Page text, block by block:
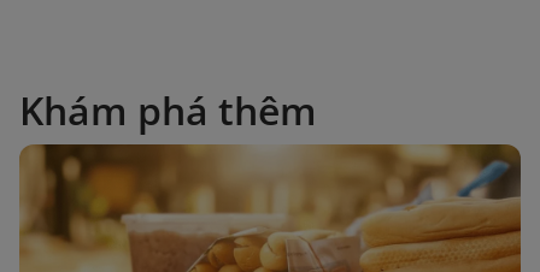
Khám phá thêm